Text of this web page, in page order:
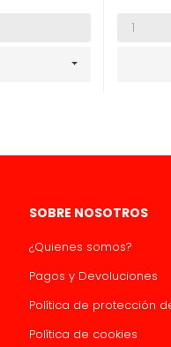
SOBRE NOSOTROS
¿Quienes somos?
Pagos y Devoluciones
Política de protección
Política de cookies